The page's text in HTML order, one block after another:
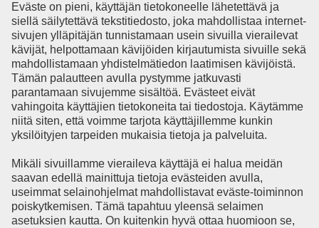
Eväste on pieni, käyttäjän tietokoneelle lähetettävä ja
siellä säilytettävä tekstitiedosto, joka mahdollistaa internet-
sivujen ylläpitäjän tunnistamaan usein sivuilla vierailevat
kävijät, helpottamaan kävijöiden kirjautumista sivuille sekä
mahdollistamaan yhdistelmätiedon laatimisen kävijöistä.
Tämän palautteen avulla pystymme jatkuvasti
parantamaan sivujemme sisältöä. Evästeet eivät
vahingoita käyttäjien tietokoneita tai tiedostoja. Käytämme
niitä siten, että voimme tarjota käyttäjillemme kunkin
yksilöityjen tarpeiden mukaisia tietoja ja palveluita.
Mikäli sivuillamme vieraileva käyttäjä ei halua meidän
saavan edellä mainittuja tietoja evästeiden avulla,
useimmat selainohjelmat mahdollistavat eväste-toiminnon
poiskytkemisen. Tämä tapahtuu yleensä selaimen
asetuksien kautta. On kuitenkin hyvä ottaa huomioon se,